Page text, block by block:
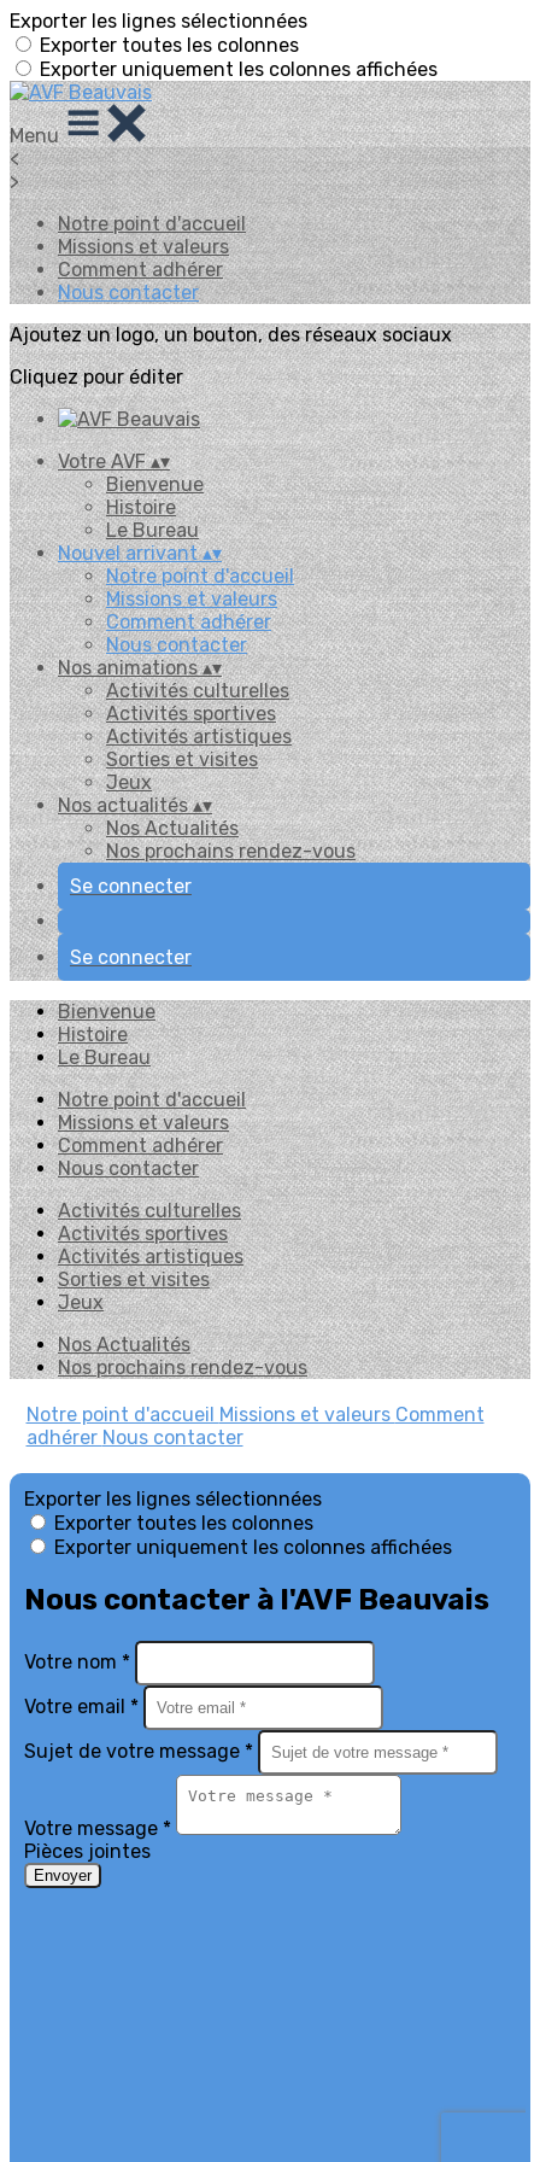
Exporter les lignes sélectionnées
Exporter toutes les colonnes
Exporter uniquement les colonnes affichées
Menu
<
>
Notre point d'accueil
Missions et valeurs
Comment adhérer
Nous contacter
Ajoutez un logo, un bouton, des réseaux sociaux
Cliquez pour éditer
Votre AVF▴▾
Bienvenue
Histoire
Le Bureau
Nouvel arrivant▴▾
Notre point d'accueil
Missions et valeurs
Comment adhérer
Nous contacter
Nos animations▴▾
Activités culturelles
Activités sportives
Activités artistiques
Sorties et visites
Jeux
Nos actualités▴▾
Nos Actualités
Nos prochains rendez-vous
Se connecter
Se connecter
Bienvenue
Histoire
Le Bureau
Notre point d'accueil
Missions et valeurs
Comment adhérer
Nous contacter
Activités culturelles
Activités sportives
Activités artistiques
Sorties et visites
Jeux
Nos Actualités
Nos prochains rendez-vous
Notre point d'accueil Missions et valeurs Comment
adhérer Nous contacter